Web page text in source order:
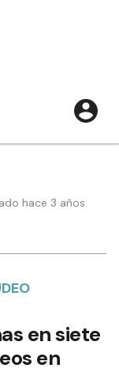
hace 3 años
en siete
en